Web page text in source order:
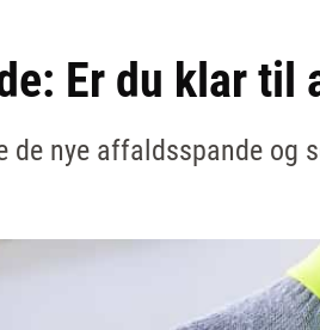
Er du klar til
de nye affaldsspande og